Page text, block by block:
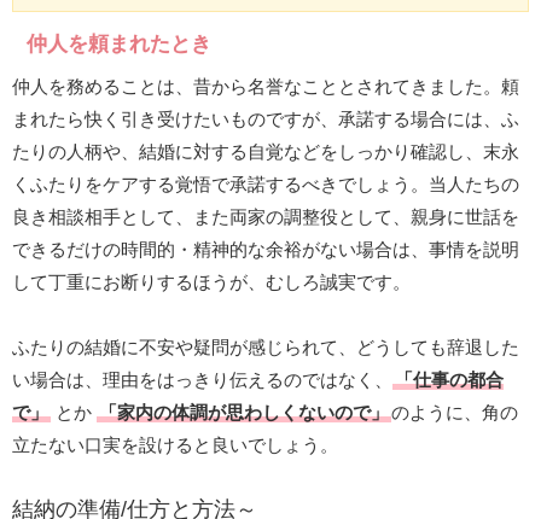
仲人を頼まれたとき
仲人を務めることは、昔から名誉なこととされてきました。頼
まれたら快く引き受けたいものですが、承諾する場合には、ふ
たりの人柄や、結婚に対する自覚などをしっかり確認し、末永
くふたりをケアする覚悟で承諾するべきでしょう。当人たちの
良き相談相手として、また両家の調整役として、親身に世話を
できるだけの時間的・精神的な余裕がない場合は、事情を説明
して丁重にお断りするほうが、むしろ誠実です。
ふたりの結婚に不安や疑問が感じられて、どうしても辞退した
い場合は、理由をはっきり伝えるのではなく、
「仕事の都合
で」とか 「家内の体調が思わしくないので」のように、角の
立たない口実を設けると良いでしょう。
結納の準備/仕方と方法～